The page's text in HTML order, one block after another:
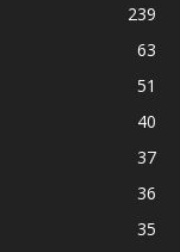
239
63
51
40
37
36
35